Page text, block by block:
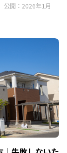
公開：2026年1月